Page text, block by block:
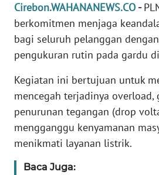
Cirebon.WAHANANEWS.CO -
berkomitmen menjaga
bagi seluruh pelanggan
pengukuran rutin pada gardu
Kegiatan ini bertujuan untuk
mencegah terjadinya overload,
penurunan tegangan (drop
mengganggu kenyamanan
menikmati layanan listrik.
Baca Juga:
News
Regional
SUMUT
WN
JAKARTA
JABAR